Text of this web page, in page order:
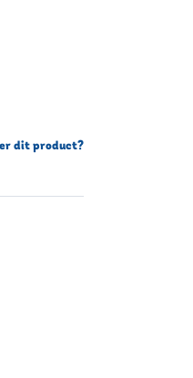
dit product?